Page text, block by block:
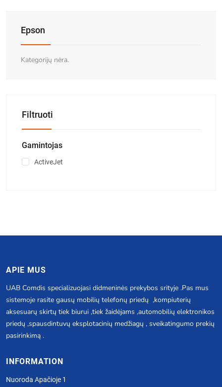
Epson
Kategorijų nėra.
Filtruoti
Gamintojas
ActiveJet
APIE MUS
UAB Comdis specializuojasi didmeninės prekybos srityje .Pas mus
sistemoje rasite gausų mobilių telefonų priedų ,kompiuterių
aksesuarų skirtų tiek biurui ,tiek žaidėjams ,automobilių elektronikos
priedų ,spausdintuvų eksplotacinių medžiagų , sveikatingumo prekių
pasirinkimą .
INFORMATION
Nuoroda Apačioje 1